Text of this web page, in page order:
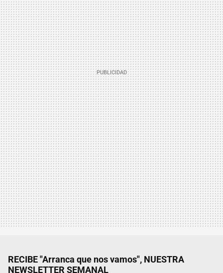
RECIBE "Arranca que nos vamos", NUESTRA
NEWSLETTER SEMANAL